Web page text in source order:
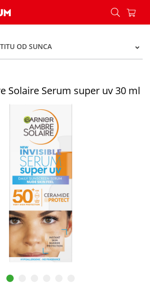
Ambre Solaire Serum super uv 30 ml -
OD SUNCA
Solaire Serum super uv 30 ml